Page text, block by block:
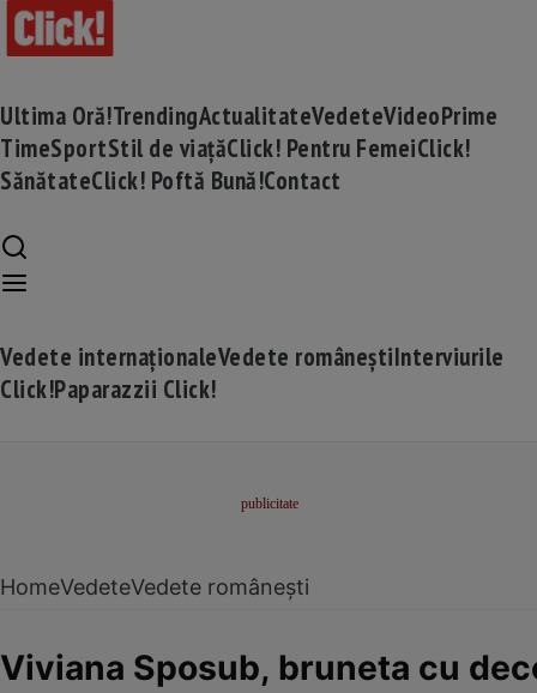
Ultima Oră!TrendingActualitateVedeteVideoPrime
TimeSportStil de viațăClick! Pentru FemeiClick!
SănătateClick! Poftă Bună!Contact
Vedete internaționaleVedete româneștiInterviurile
Click!Paparazzii Click!
HomeVedeteVedete românești
Viviana Sposub, bruneta cu